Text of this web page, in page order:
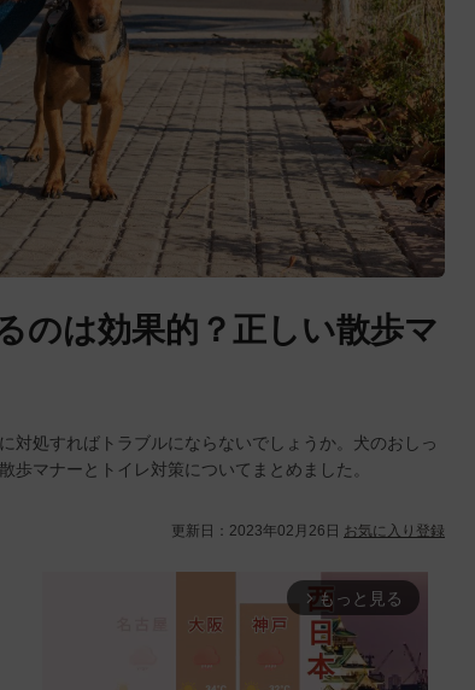
のは効果的？正しい散歩マ
対処すればトラブルにならないでしょうか。犬のおしっ
歩マナーとトイレ対策についてまとめました。
更新日： 2023年02月26日 お気に入り登録
arrow_forward_ios もっと見る